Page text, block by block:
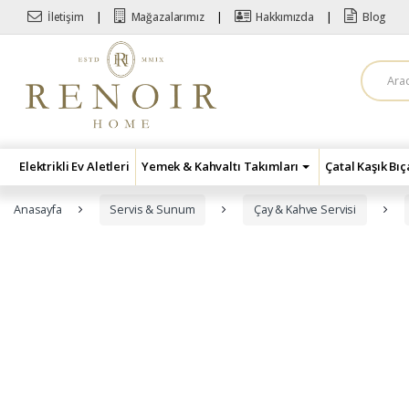
Skip to navigation
Skip to content
İletişim Mağazalarımız Hakkımızda Blog
A
r
a
Elektrikli Ev Aletleri Yemek & Kahvaltı Takımları Çatal Kaşık
Anasayfa Servis & Sunum Çay & Kahve Servisi